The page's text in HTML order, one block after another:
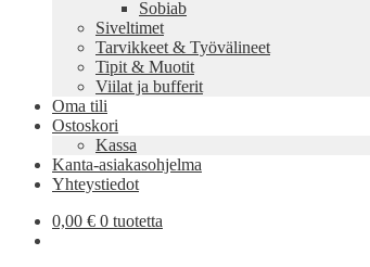
Sobiab
Siveltimet
Tarvikkeet & Työvälineet
Tipit & Muotit
Viilat ja bufferit
Oma tili
Ostoskori
Kassa
Kanta-asiakasohjelma
Yhteystiedot
0,00 € 0 tuotetta